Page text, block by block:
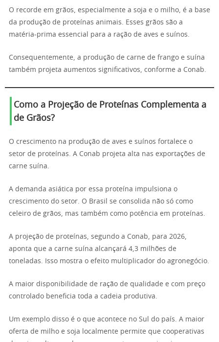
O recorde em grãos, especialmente a soja e o milho, é a base
da produção de proteínas animais. Esses grãos são a
matéria-prima essencial para a ração de aves e suínos.
Consequentemente, a produção de carne de frango e suína
também projeta aumentos significativos, conforme a Conab.
Como a Projeção de Proteínas Complementa a
de Grãos?
O crescimento na produção de aves e suínos fortalece o
setor de proteínas. A Conab projeta alta nas exportações de
carne suína.
A demanda asiática por essa proteína impulsiona o
crescimento do setor. O Brasil se consolida não só como
celeiro de grãos, mas também como potência em proteínas.
A projeção de proteínas, segundo a Conab, para 2026,
aponta que a carne suína alcançará 4,3 milhões de
toneladas. Isso mostra o efeito multiplicador do agronegócio.
A maior disponibilidade de ração de qualidade e com preço
controlado beneficia toda a cadeia produtiva.
Um exemplo disso é o que acontece no Sul do país. A maior
oferta de milho e soja localmente permite que cooperativas